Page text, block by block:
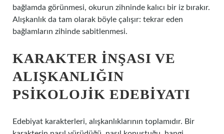
bağlamda görünmesi, okurun zihninde kalıcı bir iz bırakır.
Alışkanlık da tam olarak böyle çalışır: tekrar eden
bağlamların zihinde sabitlenmesi.
KARAKTER İNŞASI VE
ALIŞKANLIĞIN
PSIKOLOJIK EDEBIYATI
Edebiyat karakterleri, alışkanlıklarının toplamıdır. Bir